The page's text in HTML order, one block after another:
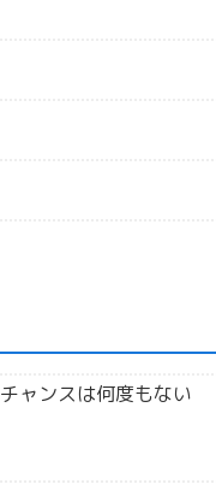
チャンスは何度もない